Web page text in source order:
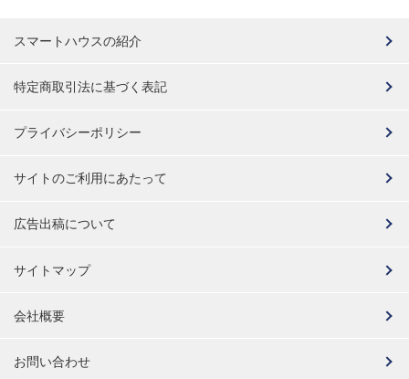
スマートハウスの紹介
特定商取引法に基づく表記
プライバシーポリシー
サイトのご利用にあたって
広告出稿について
サイトマップ
会社概要
お問い合わせ